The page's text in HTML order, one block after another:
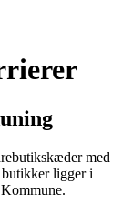
med
ligger i